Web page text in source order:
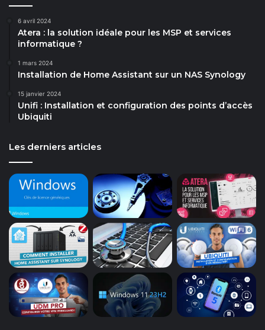
6 avril 2024
Atera : la solution idéale pour les MSP et services
informatique ?
1 mars 2024
Installation de Home Assistant sur un NAS Synology
15 janvier 2024
Unifi : Installation et configuration des points d’accès
Ubiquiti
Les derniers articles